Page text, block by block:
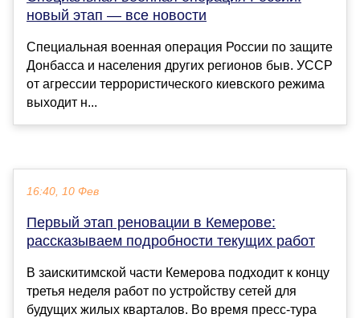
новый этап — все новости
Специальная военная операция России по защите
Донбасса и населения других регионов быв. УССР
от агрессии террористического киевского режима
выходит н...
16:40, 10 Фев
Первый этап реновации в Кемерове:
рассказываем подробности текущих работ
В заискитимской части Кемерова подходит к концу
третья неделя работ по устройству сетей для
будущих жилых кварталов. Во время пресс-тура